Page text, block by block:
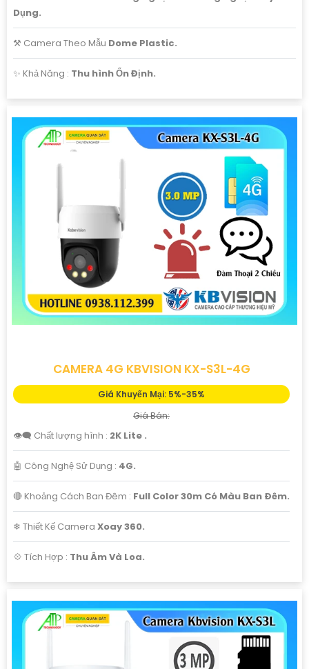
lòng liên hệ với chúng tôi qua số điện thoại hoặc email
dưới đây.
Trân trọng,
[Đơn vị cung cấp]
giới thiệu Camera Giá Rẻ Thiết Bị An Ninh Chính Hãng
Chuyên Nghiệp cho dự án của mình. Nếu cần thêm bất kỳ
thông tin hay sự điều chỉnh nào, hãy Cung cấp cho công
trình biết để Từng công trình có thể hỗ trợ bạn tốt hơn.
Dụng.
⚒ Camera Theo Mẫu Dome Plastic.
️✨ Khả Năng : Thu hình Ổn Định.
CAMERA 4G KBVISION KX-S3L-4G
Giá Khuyến Mại: 5%-35%
Giá Bán:
👁️‍🗨 Chất lượng hình : 2K Lite .
🤖️ Công Nghệ Sử Dụng : 4G.
🔴 Khoảng Cách Ban Đêm : Full Color 30m Có Màu Ban Ðêm.
❄ Thiết Kế Camera Xoay 360.
️💠 Tích Hợp : Thu Âm Và Loa.